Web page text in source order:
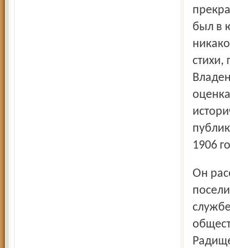
был в
стихи,
1906
Он рассказывает о древнем роде Тучковых – они